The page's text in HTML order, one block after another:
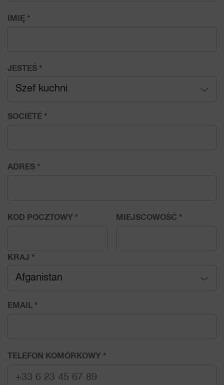
IMIĘ *
JESTEŚ *
Szef kuchni
Właściciel
Szef kuchni
Technik
SOCIÉTÉ *
ADRES *
KOD POCZTOWY * MIEJSCOWOŚĆ *
KRAJ *
Afganistan
Afganistan
Algieria
Andora
EMAIL *
TELEFON KOMÓRKOWY *